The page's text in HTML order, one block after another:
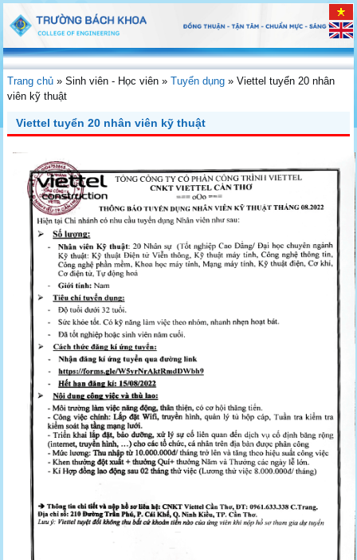
Trang chủ »Sinh viên - Học viên »Tuyển dụng »Viettel tuyển 20 nhân
viên kỹ thuật
Viettel tuyển 20 nhân viên kỹ thuật